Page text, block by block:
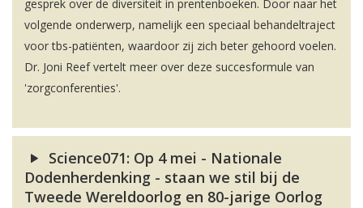
gesprek over de diversiteit in prentenboeken. Door naar het
volgende onderwerp, namelijk een speciaal behandeltraject
voor tbs-patiënten, waardoor zij zich beter gehoord voelen.
Dr. Joni Reef vertelt meer over deze succesformule van
'zorgconferenties'.
Science071: Op 4 mei - Nationale
Dodenherdenking - staan we stil bij de
Tweede Wereldoorlog en 80-jarige Oorlog